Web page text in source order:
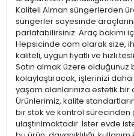
Kaliteli Alman süngerlerden
süngerler sayesinde
parlatabilirsiniz. Araç bakımı
Hepsicinde.com olarak size,
kaliteli, uygun fiyatlı ve hızlı
Satın almak üzere olduğunuz
kolaylaştıracak, işlerinizi
yaşam alanlarınıza estetik bir
Ürünlerimiz, kalite
bir stok ve kontrol
ulaştırılmaktadır. İster evde